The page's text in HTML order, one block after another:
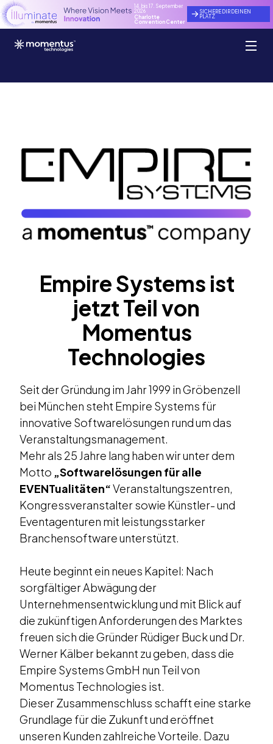
14. bis 17. September
2026
Charlotte
Convention Center
SICHERE DIR DEINEN
PLATZ
Empire Systems ist
jetzt Teil von
Momentus
Technologies
Seit der Gründung im Jahr 1999 in Gröbenzell
bei München steht Empire Systems für
innovative Softwarelösungen rund um das
Veranstaltungsmanagement.
Mehr als 25 Jahre lang haben wir unter dem
Motto „Softwarelösungen für alle
EVENTualitäten“Veranstaltungszentren,
Kongressveranstalter sowie Künstler- und
Eventagenturen mit leistungsstarker
Branchensoftware unterstützt.
Heute beginnt ein neues Kapitel: Nach
sorgfältiger Abwägung der
Unternehmensentwicklung und mit Blick auf
die zukünftigen Anforderungen des Marktes
freuen sich die Gründer Rüdiger Buck und Dr.
Werner Kälber bekannt zu geben, dass die
Empire Systems GmbH nun Teil von
Momentus Technologies ist.
Dieser Zusammenschluss schafft eine starke
Grundlage für die Zukunft und eröffnet
unseren Kunden zahlreiche Vorteile. Dazu